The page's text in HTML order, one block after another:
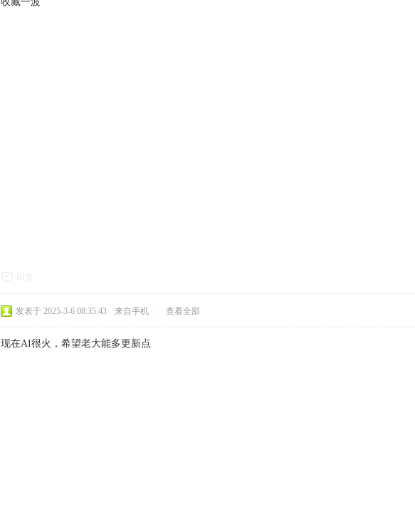
发表于 2025-3-6 08:35:43 来自手机 查看全部
现在AI很火，希望老大能多更新点